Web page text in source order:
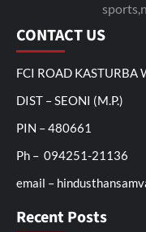
CONTACT US
FCI ROAD KASTURBA
DIST – SEONI (M.P.)
PIN – 480661
Ph – 094251-21136
email –
Recent Posts